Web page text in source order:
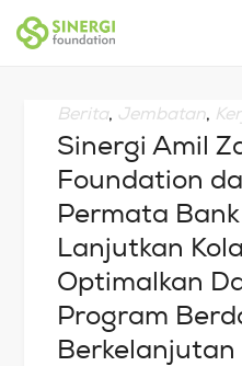
Berita, Jembatan,
Sinergi Amil
Foundation
Permata
Lanjutkan
Optimalkan
Program
Berkelanjutan